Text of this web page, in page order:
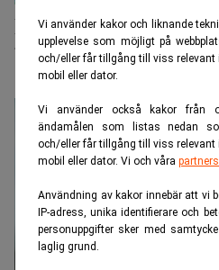
Vi använder kakor och liknande
upplevelse som möjligt på
och/eller får tillgång till viss
mobil eller dator.
Vi använder också kakor från
ändamålen som listas nedan
och/eller får tillgång till viss
mobil eller dator. Vi och våra partners
Användning av kakor innebär att vi
IP-adress, unika identifierare och
personuppgifter sker med
laglig grund.
Länsförsäkringar
bäst i